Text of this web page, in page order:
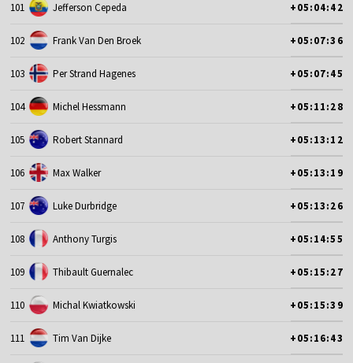
101 Jefferson Cepeda +05:04:42
102 Frank Van Den Broek +05:07:36
103 Per Strand Hagenes +05:07:45
104 Michel Hessmann +05:11:28
105 Robert Stannard +05:13:12
106 Max Walker +05:13:19
107 Luke Durbridge +05:13:26
108 Anthony Turgis +05:14:55
109 Thibault Guernalec +05:15:27
110 Michal Kwiatkowski +05:15:39
111 Tim Van Dijke +05:16:43